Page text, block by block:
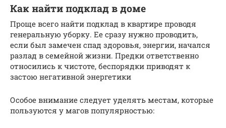
Как найти подклад в доме
Проще всего найти подклад в квартире проводя
генеральную уборку. Ее сразу нужно проводить,
если был замечен спад здоровья, энергии, начался
разлад в семейной жизни. Предки ответственно
относились к чистоте, беспорядки приводят к
застою негативной энергетики
Особое внимание следует уделять местам, которые
пользуются у магов популярностью: